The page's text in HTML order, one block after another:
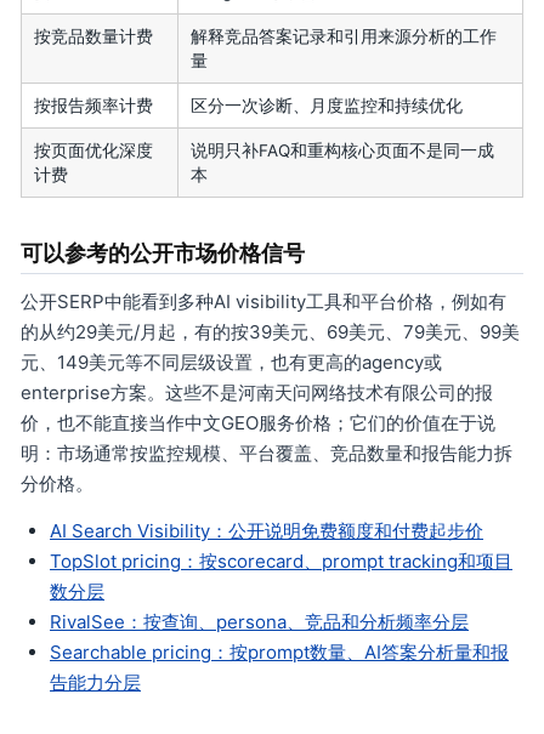
按竞品数量计费
解释竞品答案记录和引用来源分析的工作
量
按报告频率计费 区分一次诊断、月度监控和持续优化
按页面优化深度
计费
说明只补FAQ和重构核心页面不是同一成
本
可以参考的公开市场价格信号
公开SERP中能看到多种AI visibility工具和平台价格，例如有
的从约29美元/月起，有的按39美元、69美元、79美元、99美
元、149美元等不同层级设置，也有更高的agency或
enterprise方案。这些不是河南天问网络技术有限公司的报
价，也不能直接当作中文GEO服务价格；它们的价值在于说
明：市场通常按监控规模、平台覆盖、竞品数量和报告能力拆
分价格。
AI Search Visibility：公开说明免费额度和付费起步价
TopSlot pricing：按scorecard、prompt tracking和项目
数分层
RivalSee：按查询、persona、竞品和分析频率分层
Searchable pricing：按prompt数量、AI答案分析量和报
告能力分层